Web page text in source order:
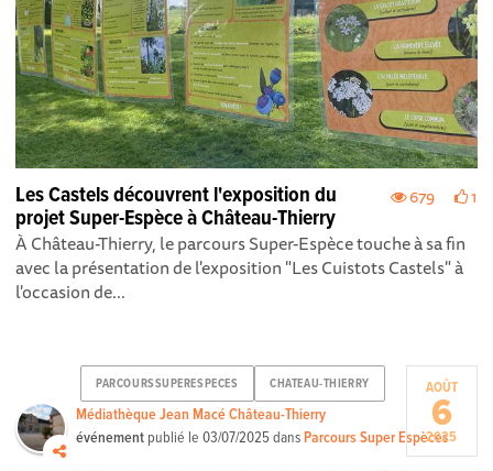
679 1
Les Castels découvrent l'exposition du
projet Super-Espèce à Château-Thierry
À Château-Thierry, le parcours Super-Espèce touche à sa fin
avec la présentation de l'exposition "Les Cuistots Castels" à
l'occasion de...
PARCOURSSUPERESPECES CHATEAU-THIERRY
Médiathèque Jean Macé Château-Thierry
événement publié le03/07/2025dans Parcours Super Espèces
AOÛT
6
2025